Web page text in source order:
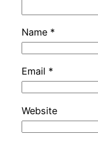
Name *
Email *
Website